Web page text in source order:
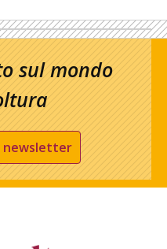
sul mondo
newsletter